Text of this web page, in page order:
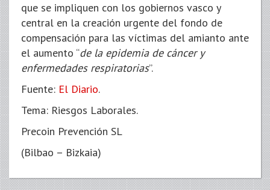
que se impliquen con los gobiernos vasco y
central en la creación urgente del fondo de
compensación para las víctimas del amianto ante
el aumento “de la epidemia de cáncer y
enfermedades respiratorias”.
Fuente: El Diario.
Tema: Riesgos Laborales.
Precoin Prevención SL
(Bilbao – Bizkaia)